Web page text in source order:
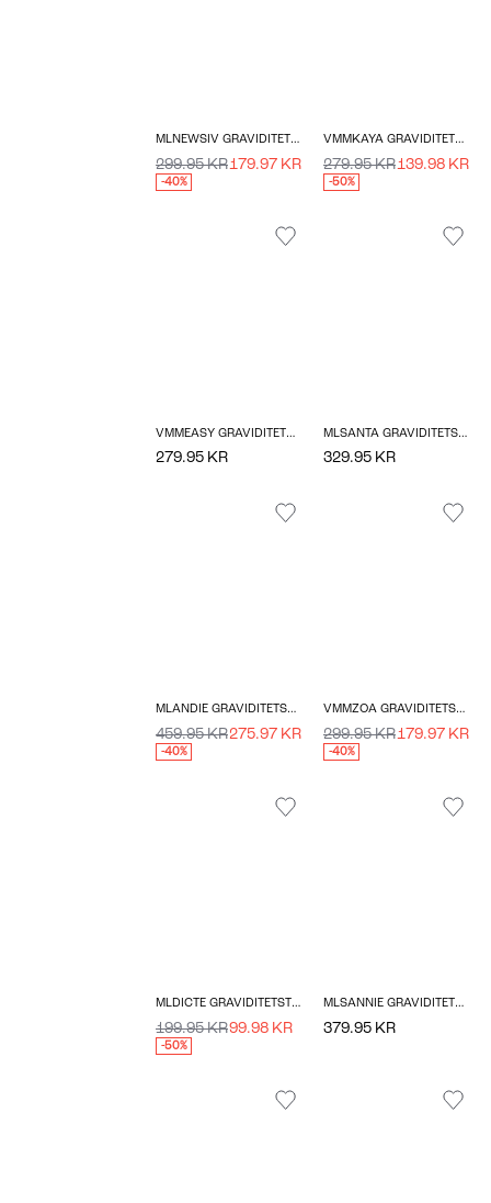
MLNEWSIV GRAVIDITETSSTRIKTRØJE
299.95 KR179.97 KR
-40%
VMMKAYA GRAVIDITETSLEGGINGS
279.95 KR139.98 KR
-50%
VMMEASY GRAVIDITETSKJOLE
279.95 KR
MLSANTA GRAVIDITETSSTRIKTRØJE
329.95 KR
MLANDIE GRAVIDITETSKJOLE
459.95 KR275.97 KR
-40%
VMMZOA GRAVIDITETSJAKKE
299.95 KR179.97 KR
-40%
MLDICTE GRAVIDITETSTOP
199.95 KR99.98 KR
-50%
MLSANNIE GRAVIDITETSKJOLE
379.95 KR